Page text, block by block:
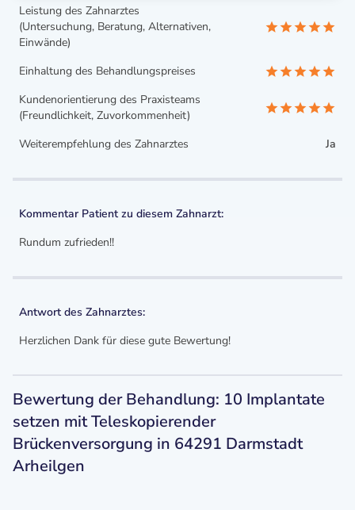
Leistung des Zahnarztes
(Untersuchung, Beratung, Alternativen,
Einwände)
Einhaltung des Behandlungspreises
Kundenorientierung des Praxisteams
(Freundlichkeit, Zuvorkommenheit)
Weiterempfehlung des Zahnarztes
Ja
Kommentar Patient zu diesem Zahnarzt:
Rundum zufrieden!!
Antwort des Zahnarztes:
Herzlichen Dank für diese gute Bewertung!
Bewertung der Behandlung: 10 Implantate
setzen mit Teleskopierender
Brückenversorgung in 64291 Darmstadt
Arheilgen